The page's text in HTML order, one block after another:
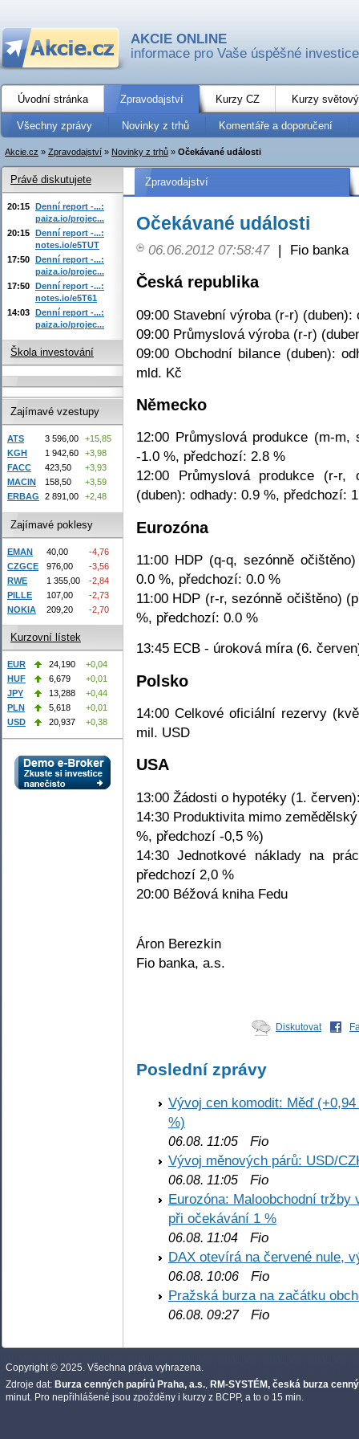
AKCIE ONLINE
informace pro Vaše úspěšné investice
Úvodní stránka Zpravodajství Kurzy CZ Kurzy
Všechny zprávy Novinky z trhů Komentáře a doporučení
Akcie.cz » Zpravodajství » Novinky z trhů » Očekávané události
Zpravodajství
Očekávané události
06.06.2012 07:58:47 | Fio banka
Česká republika
09:00 Stavební výroba (r-r)
09:00 Průmyslová výroba (r-r)
09:00 Obchodní bilance (duben):
mld. Kč
Německo
12:00 Průmyslová produkce (m-m,
-1.0 %, předchozí: 2.8 %
12:00 Průmyslová produkce (r-
(duben): odhady: 0.9 %, předchozí:
Eurozóna
11:00 HDP (q-q, sezónně
0.0 %, předchozí: 0.0 %
11:00 HDP (r-r, sezónně očištěno)
%, předchozí: 0.0 %
13:45 ECB - úroková míra (6.
Polsko
14:00 Celkové oficiální rezervy
mil. USD
USA
13:00 Žádosti o hypotéky (1.
14:30 Produktivita mimo
%, předchozí -0,5 %)
14:30 Jednotkové náklady na
předchozí 2,0 %
20:00 Béžová kniha Fedu
Áron Berezkin
Fio banka, a.s.
Diskutovat
Poslední zprávy
Vývoj cen komodit: Měď
%)
06.08. 11:05 Fio
Vývoj měnových párů: USD/
06.08. 11:05 Fio
Eurozóna: Maloobchodní
při očekávání 1 %
06.08. 11:04 Fio
DAX otevírá na červené nule,
06.08. 10:06 Fio
Pražská burza na začátku
06.08. 09:27Fio
Právě diskutujete
20:15 Denní report -...:
paiza.io/projec...
20:15 Denní report -...:
notes.io/e5TUT
17:50 Denní report -...:
paiza.io/projec...
17:50 Denní report -...:
notes.io/e5T61
14:03 Denní report -...:
paiza.io/projec...
Škola investování
Zajímavé vzestupy
ATS 3 596,00
+15,85
KGH
1 942,60
+3,98
FACC
423,50
+3,93
MACIN
158,50
+3,59
ERBAG
2 891,00 +2,48
Zajímavé poklesy
EMAN 40,00
-4,76
CZGCE
976,00
-3,56
RWE
1 355,00
-2,84
PILLE
107,00
-2,73
NOKIA
209,20 -2,70
Kurzovní lístek
EUR 24,190
+0,04
HUF
6,679
+0,01
JPY
13,288
+0,44
PLN
5,618
+0,01
USD
20,937 +0,38
Copyright © 2025. Všechna práva vyhrazena.
Zdroje dat: Burza cenných papírů Praha, a.s. RM-SYSTÉM, česká burza
minut. Pro nepřihlášené jsou zpožděny i kurzy z BCPP, a to o 15 min.